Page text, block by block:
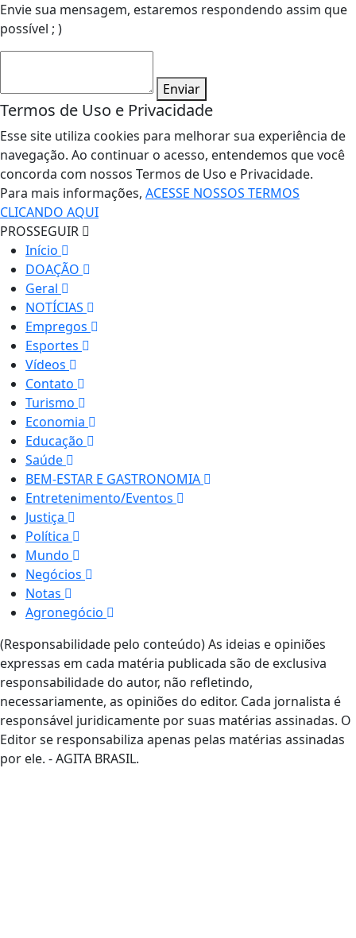
Envie sua mensagem, estaremos respondendo assim que
possível ; )
Enviar
Termos de Uso e Privacidade
Esse site utiliza cookies para melhorar sua experiência de
navegação. Ao continuar o acesso, entendemos que você
concorda com nossos Termos de Uso e Privacidade.
Para mais informações, ACESSE NOSSOS TERMOS
CLICANDO AQUI
PROSSEGUIR
Início
DOAÇÃO
Geral
NOTÍCIAS
Empregos
Esportes
Vídeos
Contato
Turismo
Economia
Educação
Saúde
BEM-ESTAR E GASTRONOMIA
Entretenimento/Eventos
Justiça
Política
Mundo
Negócios
Notas
Agronegócio
(Responsabilidade pelo conteúdo) As ideias e opiniões
expressas em cada matéria publicada são de exclusiva
responsabilidade do autor, não refletindo,
necessariamente, as opiniões do editor. Cada jornalista é
responsável juridicamente por suas matérias assinadas. O
Editor se responsabiliza apenas pelas matérias assinadas
por ele. - AGITA BRASIL.